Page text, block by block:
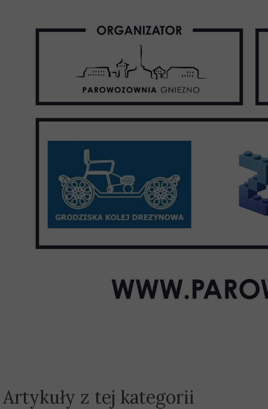
Artykuły z tej kategorii